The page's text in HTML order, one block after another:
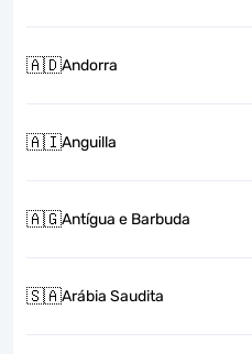
🇦🇩Andorra
🇦🇮Anguilla
🇦🇬Antígua e Barbuda
🇸🇦Arábia Saudita